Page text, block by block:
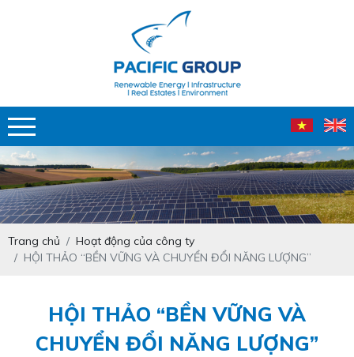
Trang chủ
Hoạt động của công ty
HỘI THẢO “BỀN VỮNG VÀ CHUYỂN ĐỔI NĂNG LƯỢNG”
HỘI THẢO “BỀN VỮNG VÀ
CHUYỂN ĐỔI NĂNG LƯỢNG”